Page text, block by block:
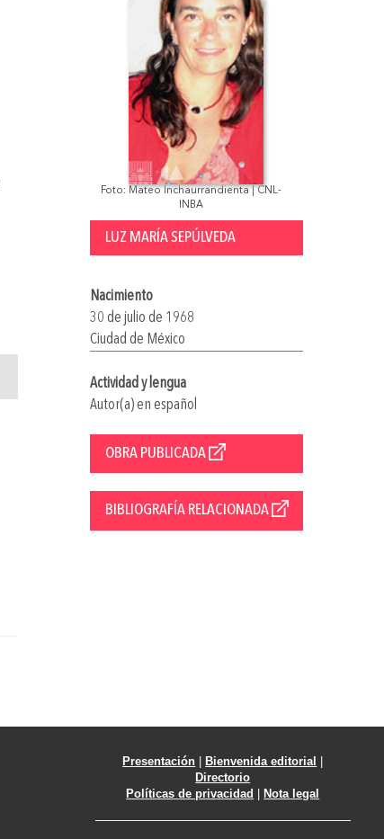
Foto: Mateo Inchaurrandienta | CNL-
INBA
LUZ MARÍA SEPÚLVEDA
Nacimiento
30 de julio de 1968
Ciudad de México
Actividad y lengua
Autor(a) en español
OBRA PUBLICADA
BIBLIOGRAFÍA RELACIONADA
Presentación |Bienvenida editorial |
Directorio
Políticas de privacidad |Nota legal